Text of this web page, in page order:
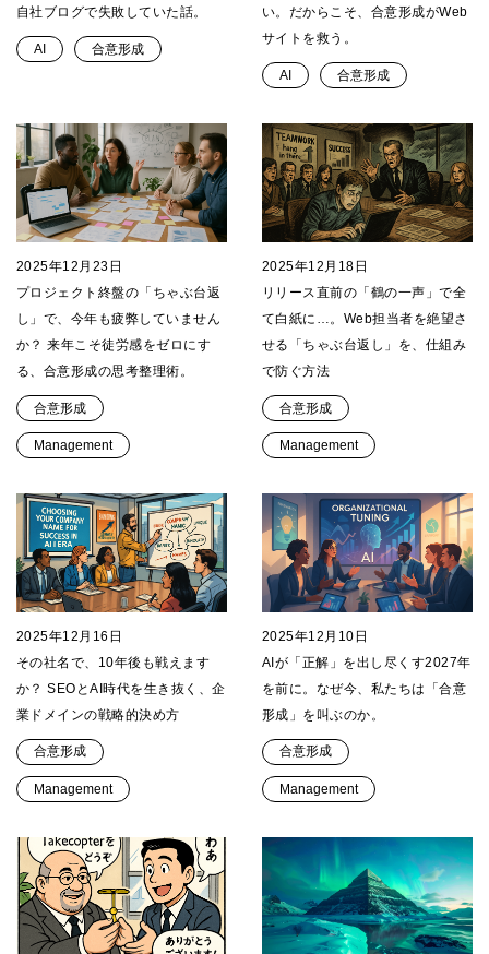
自社ブログで失敗していた話。
AI 合意形成
い。だからこそ、合意形成がWeb
サイトを救う。
AI 合意形成
2025年12月23日
プロジェクト終盤の「ちゃぶ台返
し」で、今年も疲弊していません
か？ 来年こそ徒労感をゼロにす
る、合意形成の思考整理術。
合意形成
Management
2025年12月18日
リリース直前の「鶴の一声」で全
て白紙に…。Web担当者を絶望さ
せる「ちゃぶ台返し」を、仕組み
で防ぐ方法
合意形成
Management
2025年12月16日
その社名で、10年後も戦えます
か？ SEOとAI時代を生き抜く、企
業ドメインの戦略的決め方
合意形成
Management
2025年12月10日
AIが「正解」を出し尽くす2027年
を前に。なぜ今、私たちは「合意
形成」を叫ぶのか。
合意形成
Management